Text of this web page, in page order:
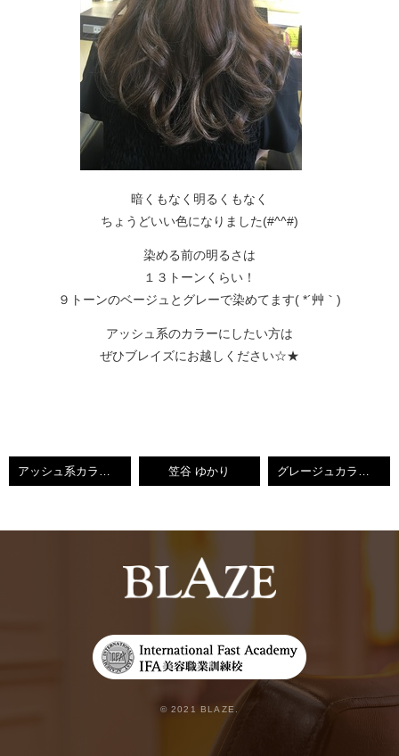
暗くもなく明るくもなく
ちょうどいい色になりました(#^^#)
染める前の明るさは
１３トーンくらい！
９トーンのベージュとグレーで染めてます( *´艸｀)
アッシュ系のカラーにしたい方は
ぜひブレイズにお越しください☆★
アッシュ系カラー☆ 笠谷 ゆかり グレージュカラー【守恒美容室】
© 2021 BLAZE.